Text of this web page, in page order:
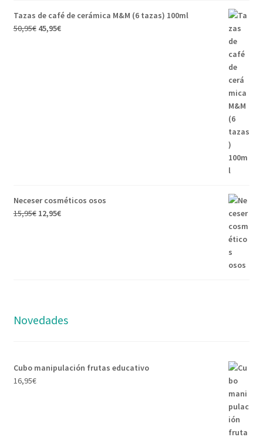
Tazas de café de cerámica M&M (6 tazas) 100ml
50,95€ El
45,95€El
Neceser cosméticos osos
15,95€ El
12,95€El
Novedades
Cubo manipulación frutas educativo
16,95€